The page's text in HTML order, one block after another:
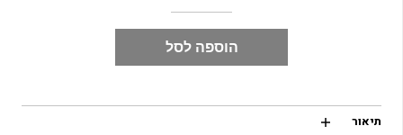
הוספה לסל
תיאור